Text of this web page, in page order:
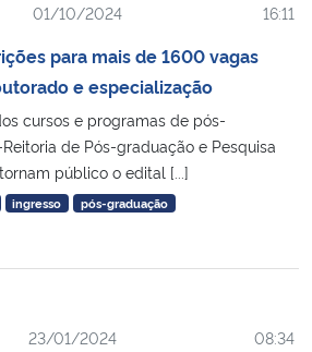
01/10/2024 16:11
para mais de 1600 vagas
e especialização
cursos e programas de pós-
de Pós-graduação e Pesquisa
público o edital [...]
ingresso pós-graduação
23/01/2024 08:34